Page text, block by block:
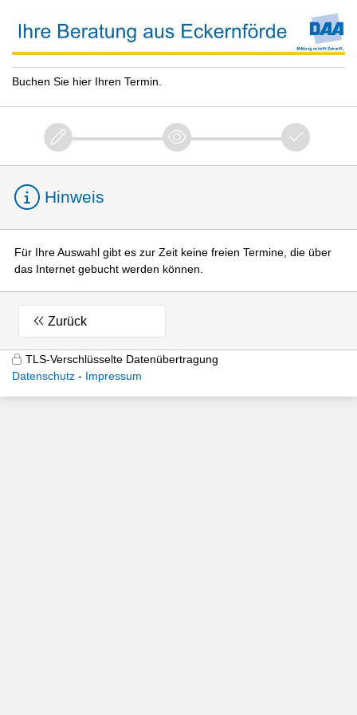
Buchen Sie hier Ihren Termin.
Hinweis
Für Ihre Auswahl gibt es zur Zeit keine freien Termine, die über
das Internet gebucht werden können.
Zurück
TLS-Verschlüsselte Datenübertragung
Datenschutz
Impressum